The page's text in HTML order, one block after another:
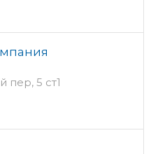
пер, 5 ст1